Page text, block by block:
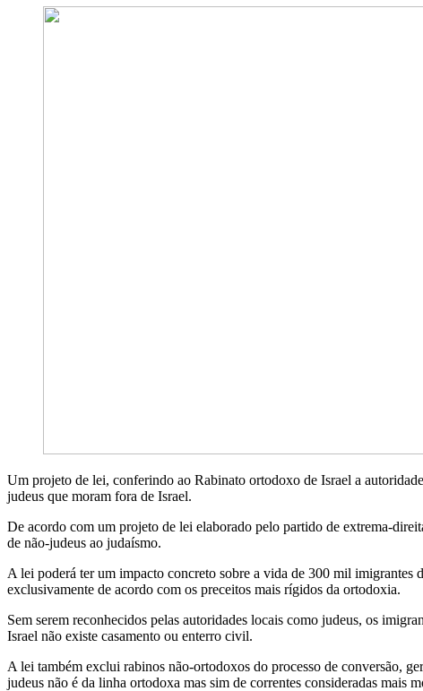
Um projeto de lei, conferindo ao Rabinato ortodoxo de Israel a
judeus que moram fora de Israel.
De acordo com um projeto de lei elaborado pelo partido de extrema-
de não-judeus ao judaísmo.
A lei poderá ter um impacto concreto sobre a vida de 300 mil
exclusivamente de acordo com os preceitos mais rígidos da ortodoxia.
Sem serem reconhecidos pelas autoridades locais como judeus, os
Israel não existe casamento ou enterro civil.
A lei também exclui rabinos não-ortodoxos do processo de conversão,
judeus não é da linha ortodoxa mas sim de correntes consideradas mais